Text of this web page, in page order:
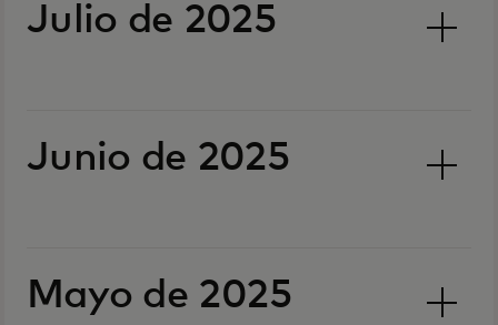
Julio de 2025
Junio de 2025
Mayo de 2025